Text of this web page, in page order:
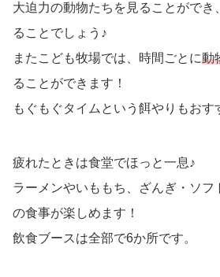
大迫力の動物たちを見ることができ
ることでしょう♪
またこども牧場では、時間ごとに動
ることができます！
もぐもぐタイムという餌やりもおす
疲れたときは食堂でほっと一息♪
ラーメンやいももち、ざんぎ・ソフ
の食事が楽しめます！
飲食ブースは全部で6か所です。